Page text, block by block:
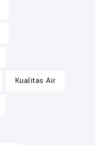
Kualitas Air